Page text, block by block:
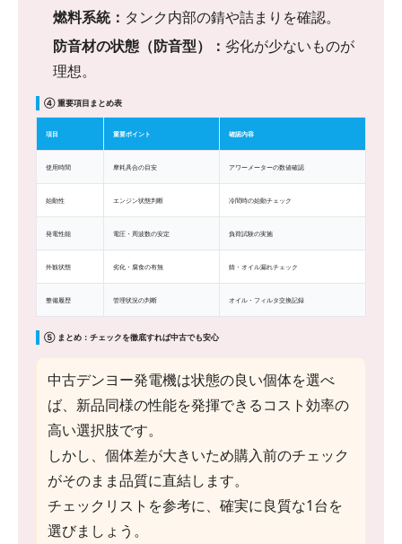
燃料系統： タンク内部の錆や詰まりを確認。
防音材の状態（防音型）： 劣化が少ないものが
理想。
④ 重要項目まとめ表
項目 重要ポイント 確認内容
使用時間 摩耗具合の目安 アワーメーターの数値確認
始動性 エンジン状態判断 冷間時の始動チェック
発電性能 電圧・周波数の安定 負荷試験の実施
外観状態 劣化・腐食の有無 錆・オイル漏れチェック
整備履歴 管理状況の判断 オイル・フィルタ交換記録
⑤ まとめ：チェックを徹底すれば中古でも安心
中古デンヨー発電機は状態の良い個体を選べ
ば、新品同様の性能を発揮できるコスト効率の
高い選択肢です。
しかし、個体差が大きいため購入前のチェック
がそのまま品質に直結します。
チェックリストを参考に、確実に良質な1台を
選びましょう。